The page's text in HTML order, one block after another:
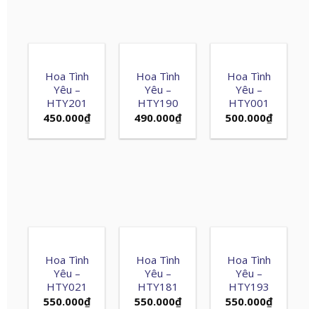
Hoa Tình
Yêu –
HTY201
450.000₫
Hoa Tình
Yêu –
HTY190
490.000₫
Hoa Tình
Yêu –
HTY001
500.000₫
Hoa Tình
Yêu –
HTY021
550.000₫
Hoa Tình
Yêu –
HTY181
550.000₫
Hoa Tình
Yêu –
HTY193
550.000₫